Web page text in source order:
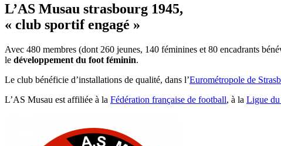
L’AS Musau strasbourg 1945,
« club sportif engagé »
Avec 480 membres (dont 260 jeunes, 140 féminines et 80 encadrants
le développement du foot féminin.
Le club bénéficie d’installations de qualité, dans l’Eurométropole de
L’AS Musau est affiliée à la Fédération française de football, à la Ligue du